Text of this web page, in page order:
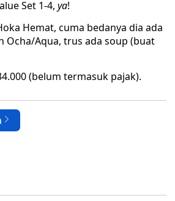
Set 1-4, ya!
Hemat, cuma bedanya dia ada
Ocha/Aqua, trus ada soup (buat
(belum termasuk pajak).